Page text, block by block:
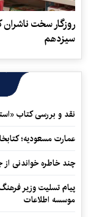
روزگار سخت
سیزدهم
نقد و بررسی کتاب
عمارت مسعودیه؛
چند خاطره خواندنی
پیام تسلیت وزیر
موسسه اطلاعات